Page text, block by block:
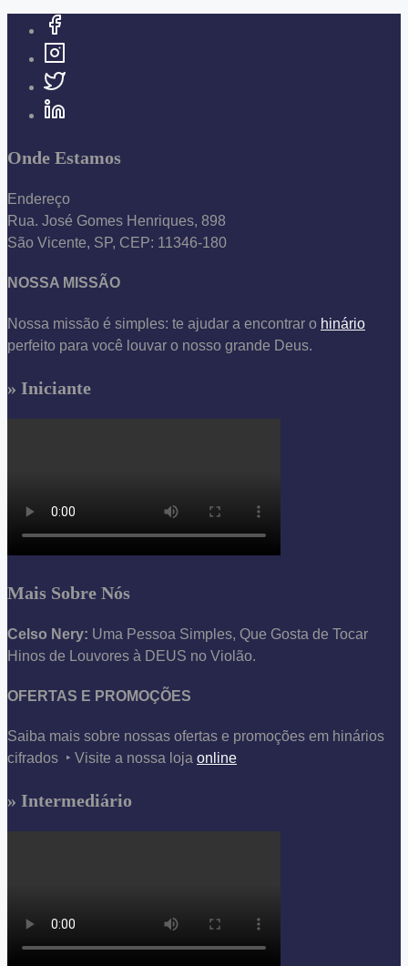
Onde Estamos
Endereço
Rua. José Gomes Henriques, 898
São Vicente, SP, CEP: 11346-180
NOSSA MISSÃO
Nossa missão é simples: te ajudar a encontrar o hinário
perfeito para você louvar o nosso grande Deus.
» Iniciante
Mais Sobre Nós
Celso Nery: Uma Pessoa Simples, Que Gosta de Tocar
Hinos de Louvores à DEUS no Violão.
OFERTAS E PROMOÇÕES
Saiba mais sobre nossas ofertas e promoções em hinários
cifrados ‣ Visite a nossa loja online
» Intermediário